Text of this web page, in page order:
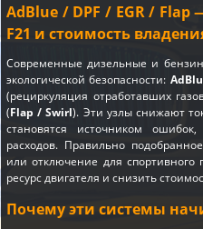
AdBlue / DPF / EGR / Flap
F21 и стоимость
Современные дизельные и
экологической безопасности:
(рециркуляция отработавших
(Flap / Swirl). Эти узлы снижают
становятся источником
расходов. Правильно
или отключение для
ресурс двигателя и снизить
Почему эти системы